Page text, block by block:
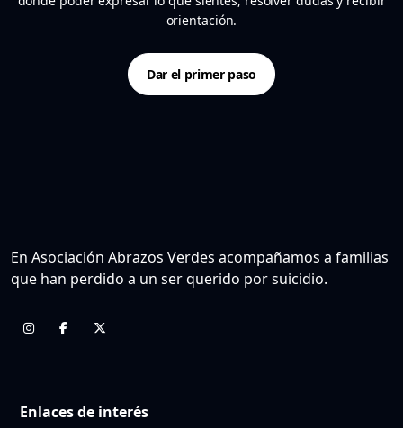
orientación.
Dar el primer paso
En Asociación Abrazos Verdes acompañamos a familias
que han perdido a un ser querido por suicidio.
Enlaces de interés